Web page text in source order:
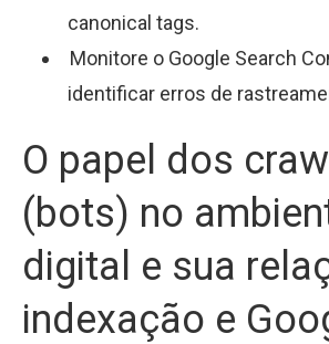
canonical tags.
Monitore o Google Search
identificar erros de
O papel dos
(bots) no
digital e sua
indexação e